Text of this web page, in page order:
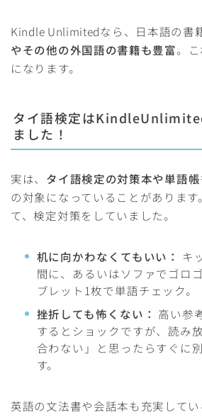
Kindle Unlimitedなら、日本語の書
やその他の外国語の書籍も豊富。
になります。
タイ語検定は
ました！
実は、 タイ語検定の対策本や単語帳
の対象になっていることがあります
て、検定対策をしていました。
机に向かわなくてもいい：
キ
間に、あるいはソファでゴロ
ブレット1枚で単語チェック。
挫折しても怖くない： 高い参
するとショックですが、読み
合わない」と思ったらすぐに
す。
英語の文法書や会話本も充実して